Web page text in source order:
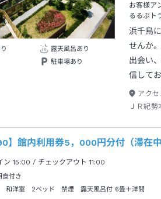
露天風呂あり
駐車場あり
お客様ア
るるぶト
浜千鳥
せんか
出会い
信して
アクセ
ＪＲ紀
】館内利用券5，000円分付（滞在
ン15:00 / チェックアウト 11:00
食付き
和洋室 2ベッド 禁煙 露天風呂付 6畳＋洋間